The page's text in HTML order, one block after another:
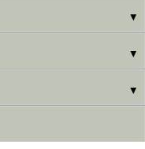
▼
▼
▼